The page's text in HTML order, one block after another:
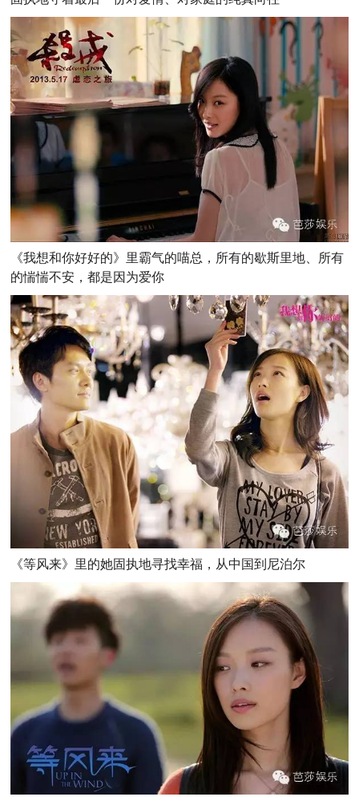
《我想和你好好的》里霸气的喵总，所有的歇斯里地、所有
的惴惴不安，都是因为爱你
《等风来》里的她固执地寻找幸福，从中国到尼泊尔